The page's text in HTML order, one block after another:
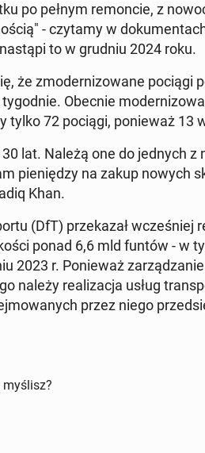
po pełnym re­mon­cie, z
- czytamy w
to w grudniu 2024 roku.
że zmo­der­ni­zo­wa­ne pociągi
Obecnie
tylko 72 pociągi, po­nie­waż 13
lat. Należą one do jednych
pie­nię­dzy na zakup nowych
Khan.
(DfT) prze­ka­zał wcze­śniej
ponad 6,6 mld funtów - w
2023 r. Po­nie­waż
należy re­ali­za­cja usług
przez niego
myślisz?